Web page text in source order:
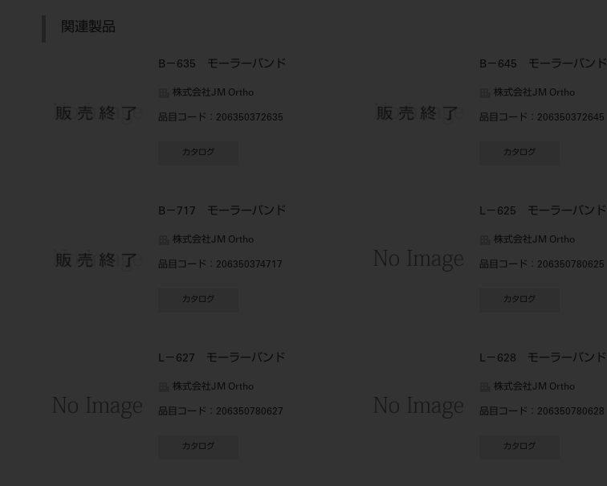
関連製品
B－635 モーラーバンド
株式会社JM Ortho
品目コード ：206350372635
カタログ
B－645 モーラーバンド
株式会社JM Ortho
品目コード ：206350372645
カタログ
B－717 モーラーバンド
株式会社JM Ortho
品目コード ：206350374717
カタログ
L－625 モーラーバンド
株式会社JM Ortho
品目コード ：206350780625
カタログ
L－627 モーラーバンド
株式会社JM Ortho
品目コード ：206350780627
カタログ
L－628 モーラーバンド
株式会社JM Ortho
品目コード ：206350780628
カタログ